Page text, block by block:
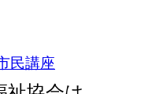
民講座